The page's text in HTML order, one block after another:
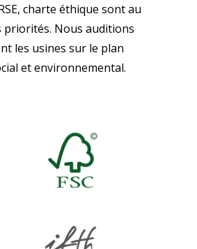
charte éthique sont au
Nous auditions
les usines sur le plan
et environnemental.